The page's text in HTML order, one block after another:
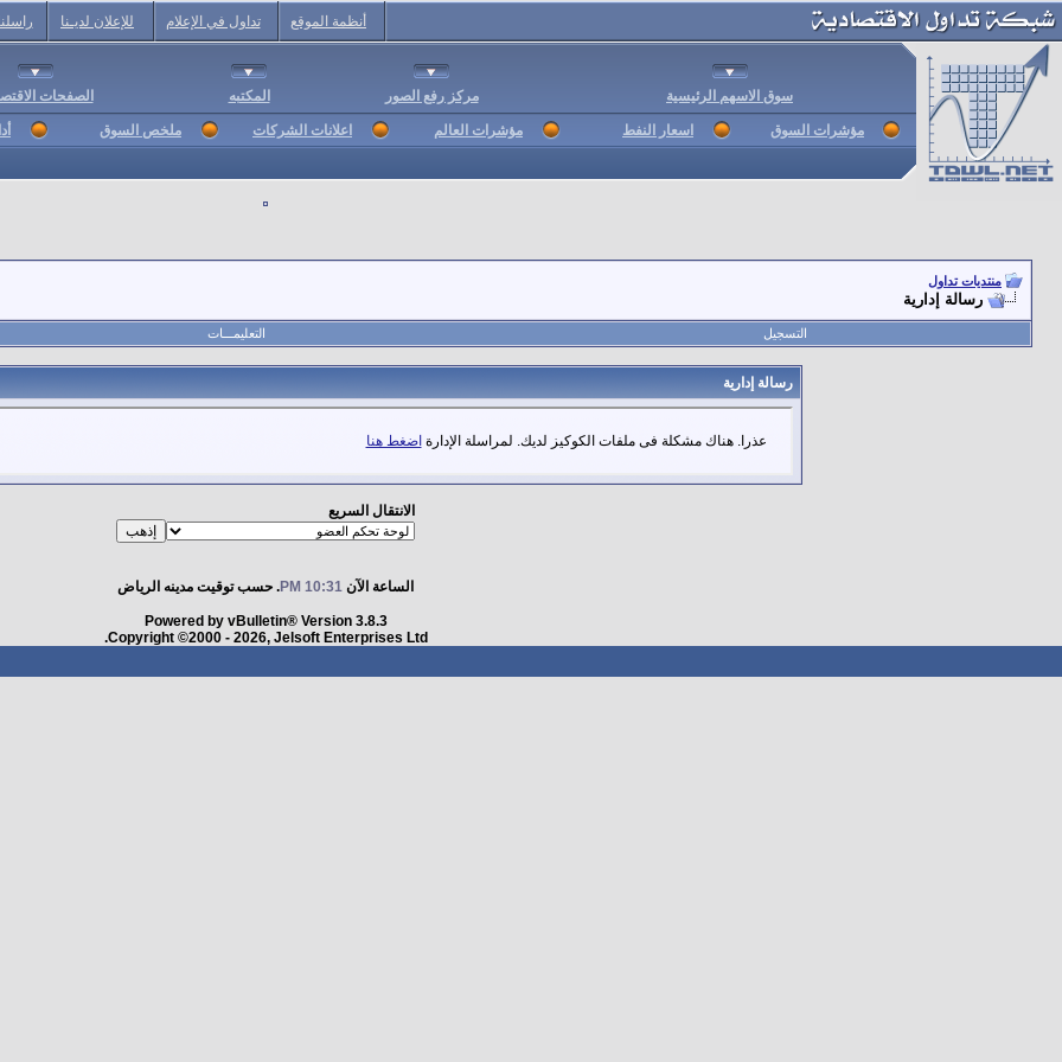
أنظمة الموقع تداول في الإعلام للإعلان لديـنا
سوق الاسهم الرئيسية مركز رفع الصور المكتبه الصفحات
مؤشرات السوق اسعار النفط مؤشرات العالم اعلانات الشركات ملخص السوق
منتديات تداول
رسالة إدارية
التسجيل التعليمـــات
رسالة إدارية
عذرا. هناك مشكلة فى ملفات الكوكيز لديك. لمراسلة الإدارة اضغط هنا
الانتقال السريع
الساعة الآن 10:31 PM . حسب توقيت مدينه الرياض
Powered by vBulletin® Version 3.8.3
Copyright ©2000 - 2026, Jelsoft Enterprises Ltd.